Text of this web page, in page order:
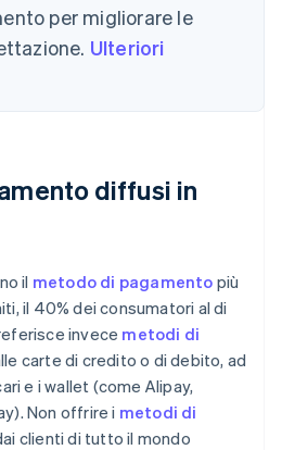
per migliorare le
Ulteriori
diffusi in
il metodo di pagamento più
il 40% dei consumatori al di
invece metodi di
carte di credito o di debito, ad
e i wallet (come Alipay,
Non offrire i metodi di
clienti di tutto il mondo